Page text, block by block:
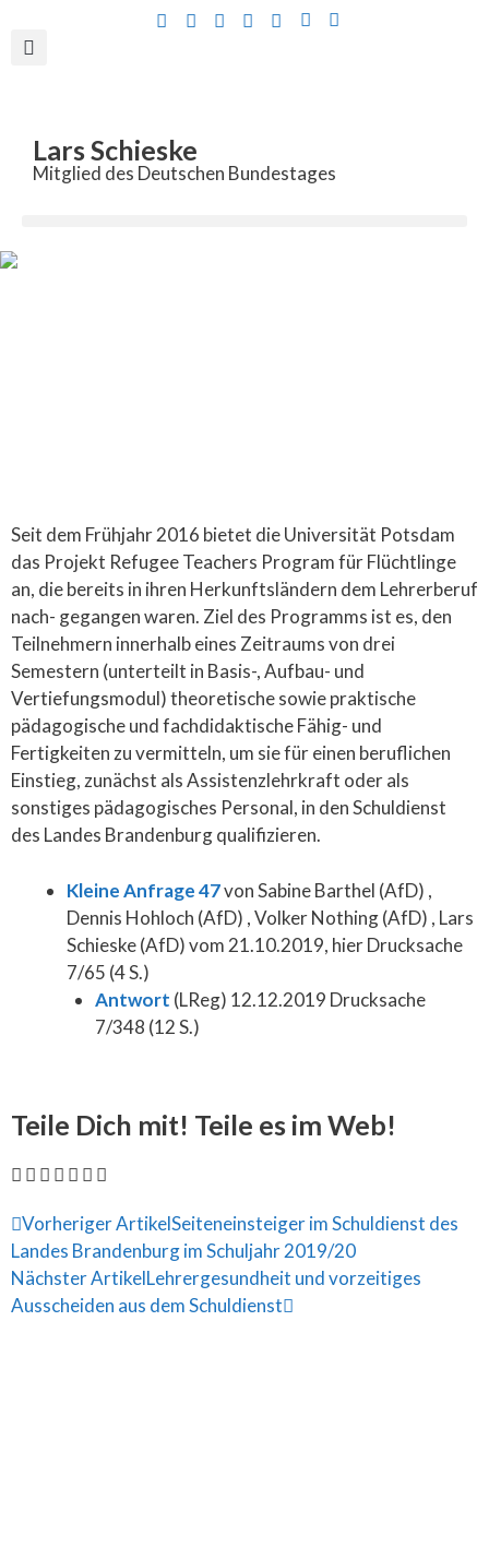
Lars Schieske
Mitglied des Deutschen Bundestages
Seit dem Frühjahr 2016 bietet die Universität Potsdam
das Projekt Refugee Teachers Program für Flüchtlinge
an, die bereits in ihren Herkunftsländern dem Lehrerberuf
nach- gegangen waren. Ziel des Programms ist es, den
Teilnehmern innerhalb eines Zeitraums von drei
Semestern (unterteilt in Basis-, Aufbau- und
Vertiefungsmodul) theoretische sowie praktische
pädagogische und fachdidaktische Fähig- und
Fertigkeiten zu vermitteln, um sie für einen beruflichen
Einstieg, zunächst als Assistenzlehrkraft oder als
sonstiges pädagogisches Personal, in den Schuldienst
des Landes Brandenburg qualifizieren.
Kleine Anfrage 47von Sabine Barthel (AfD) ,
Dennis Hohloch (AfD) , Volker Nothing (AfD) , Lars
Schieske (AfD) vom 21.10.2019, hier Drucksache
7/65 (4 S.)
Antwort (LReg) 12.12.2019 Drucksache
7/348 (12 S.)
Teile Dich mit! Teile es im Web!
Vorheriger ArtikelSeiteneinsteiger im Schuldienst des
Landes Brandenburg im Schuljahr 2019/20
Nächster ArtikelLehrergesundheit und vorzeitiges
Ausscheiden aus dem Schuldienst